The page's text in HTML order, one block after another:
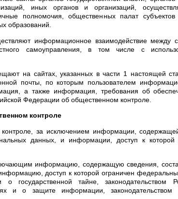
иных органов и организаций,
полномочия, общественных палат
образований.
информационное взаимодействие между
самоуправления, в том числе с
на сайтах, указанных в части 1 настоящей
почты, по которым пользователем
а также информация, требования об
Федерации об общественном контроле.
контроле
за исключением информации,
данных, и информации, доступ к
информацию, содержащую сведения,
доступ к которой ограничен
о государственной тайне, законодательством
и о защите информации, законодательством